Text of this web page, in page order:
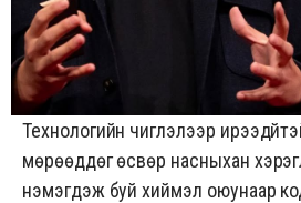
Технологийн чиглэлээр
мөрөөддөг өсвөр насныхан
нэмэгдэж буй хиймэл оюунаар код